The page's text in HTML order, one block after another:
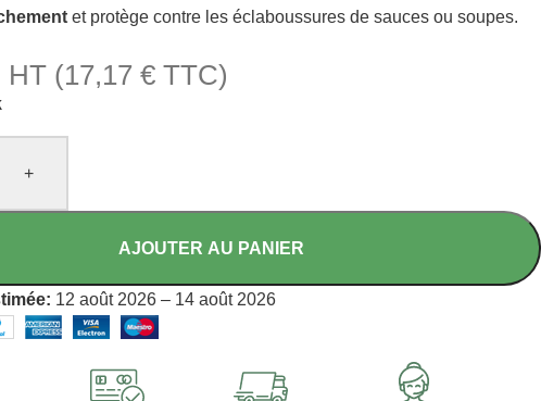
et protège contre les éclaboussures de sauces ou soupes.
HT (17,17€ TTC)
+
AJOUTER AU PANIER
12 août 2026 – 14 août 2026